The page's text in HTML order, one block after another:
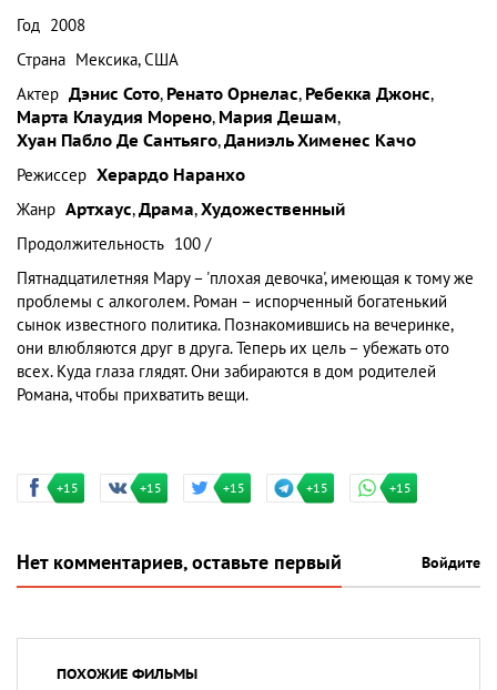
Год 2008
Страна Мексика, США
Актер Дэнис Сото, Ренато Орнелас, Ребекка Джонс,
Марта Клаудия Морено, Мария Дешам,
Хуан Пабло Де Сантьяго,Даниэль Хименес Качо
Режиссер Херардо Наранхо
Жанр Артхаус,Драма,Художественный
Продолжительность 100 /
Пятнадцатилетняя Мару – 'плохая девочка', имеющая к тому же
проблемы с алкоголем. Роман – испорченный богатенький
сынок известного политика. Познакомившись на вечеринке,
они влюбляются друг в друга. Теперь их цель – убежать ото
всех. Куда глаза глядят. Они забираются в дом родителей
Романа, чтобы прихватить вещи.
+15 +15 +15 +15 +15
Нет комментариев, оставьте первый Войдите
ПОХОЖИЕ ФИЛЬМЫ